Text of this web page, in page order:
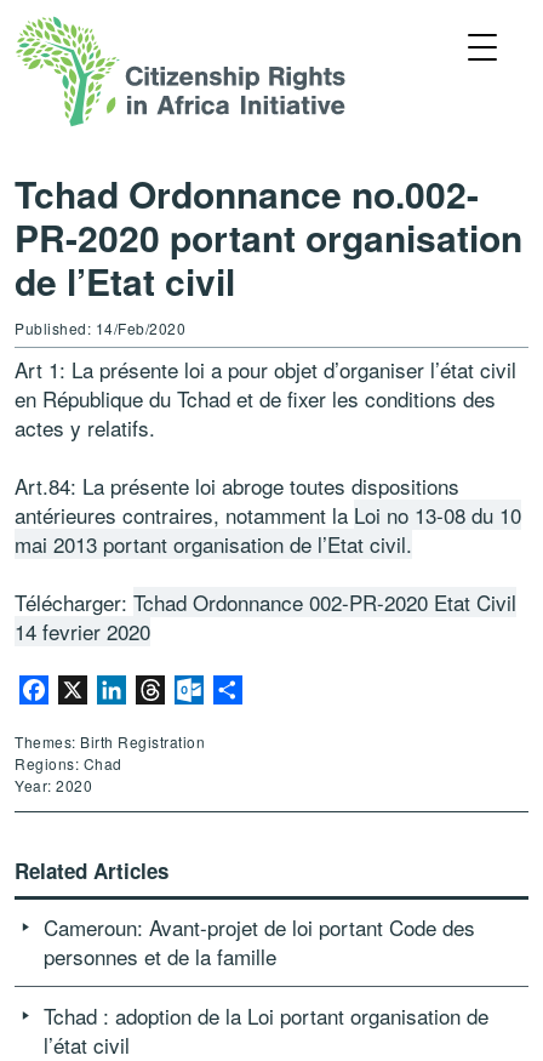
Tchad Ordonnance no.002-
PR-2020 portant organisation
de l’Etat civil
Published: 14/Feb/2020
Art 1: La présente loi a pour objet d’organiser l’état civil
en République du Tchad et de fixer les conditions des
actes y relatifs.
Art.84: La présente loi abroge toutes dispositions
antérieures contraires, notamment la Loi no 13-08 du 10
mai 2013 portant organisation de l’Etat civil.
Télécharger: Tchad Ordonnance 002-PR-2020 Etat Civil
14 fevrier 2020
Facebook LinkedInThreadsOutlook.com
Themes: Birth Registration
Regions: Chad
Year: 2020
Related Articles
Cameroun: Avant-projet de loi portant Code des
personnes et de la famille
Tchad : adoption de la Loi portant organisation de
l’état civil